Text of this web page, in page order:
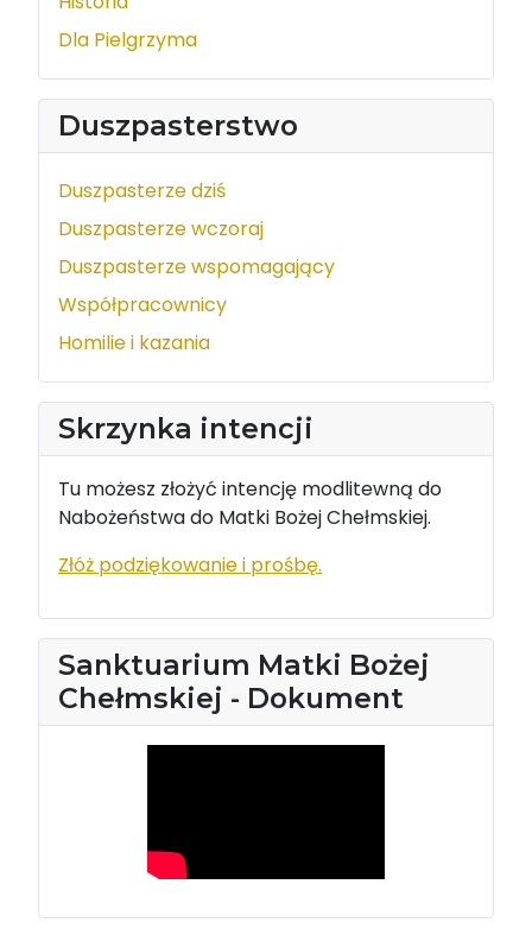
Dla Pielgrzyma
Duszpasterstwo
Duszpasterze dziś
Duszpasterze wczoraj
Duszpasterze wspomagający
Współpracownicy
Homilie i kazania
Skrzynka intencji
Tu możesz złożyć intencję modlitewną do
Nabożeństwa do Matki Bożej Chełmskiej.
Złóż podziękowanie i prośbę.
Sanktuarium Matki Bożej
Chełmskiej - Dokument